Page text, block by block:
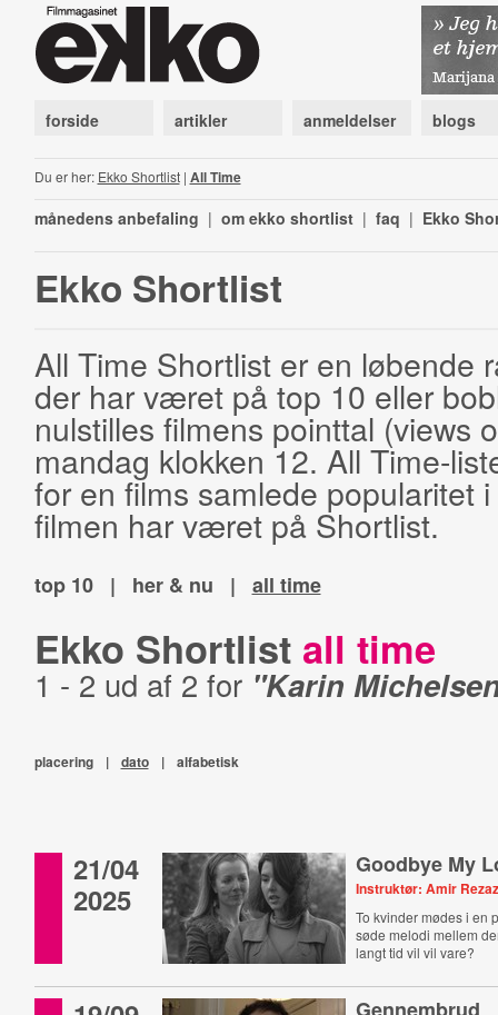
forside artikler anmeldelser blogs
Du er her: Ekko Shortlist| All Time
månedens anbefaling | om ekko shortlist | faq | Ekko
Ekko Shortlist
All Time Shortlist er en løbende
der har været på top 10 eller
nulstilles filmens pointtal (views
mandag klokken 12. All Time-
for en films samlede popularitet
filmen har været på Shortlist.
top 10 | her & nu | all time
Ekko Shortlist all time
1 - 2 ud af 2 for "Karin
placering | dato | alfabetisk
21/04
2025
Goodbye My
Instruktør: Amir
To kvinder mødes i en
søde melodi mellem
langt tid vil vil vare?